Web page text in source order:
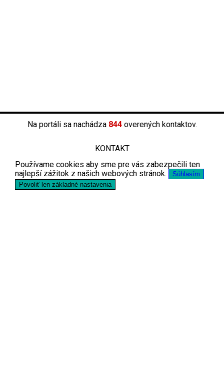
Na portáli sa nachádza 844overených kontaktov.
KONTAKT
Používame cookies aby sme pre vás zabezpečili ten
najlepší zážitok z našich webových stránok.
Súhlasím
Povoliť len základné nastavenia